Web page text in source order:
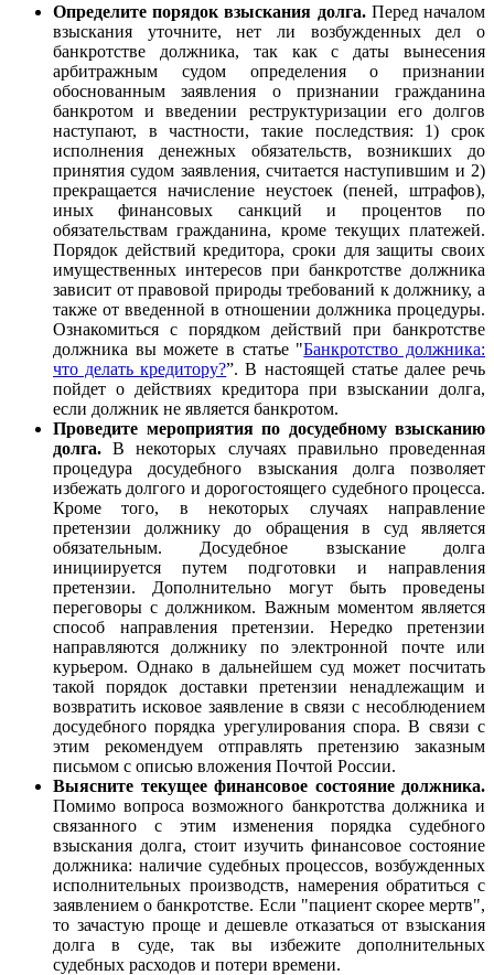
Определите порядок взыскания долга. Перед началом
взыскания уточните, нет ли возбужденных дел
о
банкротстве должника, так как
с даты вынесения
арбитражным судом определения о признании
обоснованным заявления о признании гражданина
банкротом и введении реструктуризации его долгов
наступают, в частности, такие последствия: 1) срок
исполнения денежных обязательств, возникших до
принятия судом заявления, считается наступившим и 2)
прекращается начисление неустоек (пеней, штрафов),
иных финансовых санкций и процентов по
обязательствам гражданина, кроме текущих платежей.
Порядок действий кредитора, сроки для защиты своих
имущественных интересов при банкротстве должника
зависит от правовой природы требований к должнику, а
также от введенной в отношении должника процедуры.
Ознакомиться с порядком действий при банкротстве
должника вы можете в статье "Банкротство должника:
что делать кредитору?”. В настоящей статье далее речь
пойдет о действиях кредитора при взыскании долга,
если должник не является банкротом.
Проведите мероприятия по досудебному взысканию
долга.В некоторых случаях правильно проведенная
процедура досудебного взыскания долга позволяет
избежать долгого и дорогостоящего судебного процесса.
Кроме того, в некоторых случаях направление
претензии должнику до обращения в суд является
обязательным. Досудебное взыскание долга
инициируется путем подготовки и направления
претензии. Дополнительно могут быть проведены
переговоры с должником. Важным моментом является
способ направления претензии. Нередко претензии
направляются должнику по электронной почте или
курьером. Однако в дальнейшем суд может посчитать
такой порядок доставки претензии ненадлежащим и
возвратить исковое заявление в связи с несоблюдением
досудебного порядка урегулирования спора. В связи с
этим рекомендуем отправлять претензию заказным
письмом с описью вложения Почтой России.
Выясните текущее финансовое состояние должника.
Помимо вопроса возможного банкротства должника и
связанного с этим изменения порядка судебного
взыскания долга, стоит изучить финансовое состояние
должника: наличие судебных процессов, возбужденных
исполнительных производств, намерения обратиться с
заявлением о банкротстве. Если "пациент скорее мертв",
то зачастую проще и дешевле отказаться от взыскания
долга в суде, так вы избежите дополнительных
судебных расходов и потери времени.